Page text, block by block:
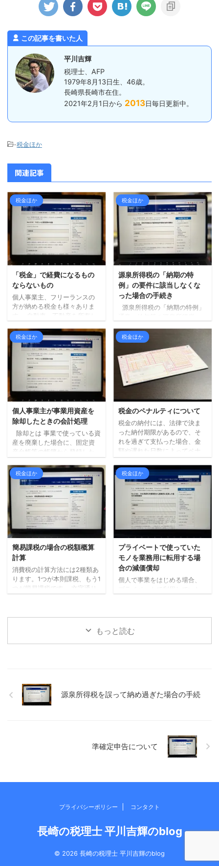
月ではなく半年に1回の納付でいいで
すよ。というのが、いわゆる源泉所得
は、1月から6月までに預かった所得税
を7月10日まで、7月から12月までに
この記事を書いた人
平川吉輝
税理士、AFP
1979年8月13日生、46歳。
長崎県長崎市在住。
2021年2月1日から 2013日毎日更新中。
-税金ほか
関連記事
税金ほか
「税金」で経費になるもの
ならないもの
個人事業主、フリーランスの
方が納める税金も様々ありま
す。 自動車、不動産を所有し
ほぼ毎月何かしらの税金を払
っている感じになります。 フ
リーランス・個人事業主が支
払う税金のうち経費になる税
金、ならない税金について確
認してみます。 経費にならな
いもの 経費に含めることがで
きない主な税金は以下のとお
り。 所得税 住民税（都道府
県・市税） 延滞税などのペナ
ルティとなる税金 源泉所得税
消費税（税抜経理の場合） 所
得税や住民税は、所得に対し
て課税されるので、その所得
を計算する際の経費にする ...
税金ほか
源泉所得税の「納期の特
例」の要件に該当しなくな
った場合の手続き
源泉所得税の「納期の特例」
税）は、預かった翌月10日ま
でに納付するのが原則となっ
ています。 従業員がいる事業
所であれば、給与は毎月支給
しているでしょうから、基本
的には毎月10日までに納めな
す。 ただ、一定の条件を満た
す事業所は、毎月ではなく半
年に1回の納付でいいですよ。
というのが、いわゆる源泉所
得税の「納期の特例」です。
具体的には、1月から6月まで
に預かった所得税を7月10日ま
で、7月から12月までに預かっ
た所得税を ...
税金ほか
個人事業主が事業用資産を
除却したときの会計処理
除却とは 事業で使っている資
産を廃棄した場合に、固定資
産台帳等の帳簿から登録した
となります。 これを「除却」
といいます（事業で使わなく
なったケースでの手続もあり
ますが、今回は廃棄した場合
についてのみ確認します）。
除却時の会計処理 個人事業主
が事業用の資産を売却する場
合、法人とは違う取り扱いと
なる部分があるので注意が必
要です。 個人事業主が事業用
るかというと、この場合「事
業所得」に含めることになり
ます。 つまり、 ...
税金ほか
税金のペナルティについて
税金の納付には、法律で決ま
った納付期限があるので、そ
れを過ぎて支払った場合、金
額や遅れた日数によってペナ
す。 このペナルティのことを
本税に対して「附帯税」と呼
びます。 「附帯税」は大きく
わけて「延滞税」と「加算
税」2つあります。 延滞税 延
滞税とは、各種税金が法定期
限までに納付されない場合
に、法定期限の翌日から納付
された日までの日数に応じて
課される税金で、感覚として
は利息に近いものと言えま
す。 ペナルティという意味で
はイメージしやすいかと。 加
税金ほか
簡易課税の場合の税額概算
計算
消費税の計算方法には2種類あ
ります。1つが本則課税、もう1
つが簡易課税です。 文字通り
税は簡単な計算方法です。 本
る方法について確認したいと
ことで選択適用できる制度で
す。 本則課税はざっくり説明
税金ほか
プライベートで使っていた
モノを業務用に転用する場
合の減価償却
個人で事業をはじめる場合、
例えば、自家用車を事業で使
うといったケースなど。 その
車両が耐用年数の全てを経過
していなければ、一定の金額
確認したいと思います。 「減
減価償却費相当額（「減価の
額」といいます）というもの
もっと読む
源泉所得税を誤って納め過ぎた場合の手続
準確定申告について
プライバシーポリシー コンタクト
長崎の税理士 平川吉輝のblog
© 2026 長崎の税理士 平川吉輝のblog